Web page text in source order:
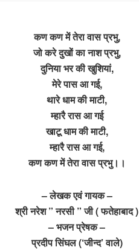
कण कण में तेरा वास प्रभु,
जो करे दुखों का नाश प्रभु,
दुनिया भर की खुशियां,
मेरे पास आ गई,
थारे धाम की माटी,
म्हारै रास आ गई
खाटू धाम की माटी,
म्हारै रास आ गई,
कण कण में तेरा वास प्रभु।।
– लेखक एवं गायक –
श्री नरेश ” नरसी ” जी ( फतेहाबाद )
– भजन प्रेषक –
प्रदीप सिंघल (‘जीन्द’ वाले)